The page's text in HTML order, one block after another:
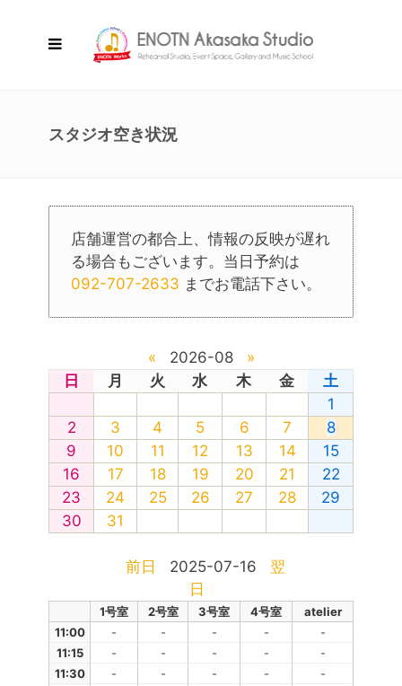
スタジオ空き状況
店舗運営の都合上、情報の反映が遅れ
る場合もございます。当日予約は
092-707-2633 までお電話下さい。
« 2026-08
»
日
月 火 水 木 金
土
1
2
3 4 5 6 7
8
9
10 11 12 13 14
15
16
17 18 19 20 21
22
23
24 25 26 27 28
29
30
31
前日 2025-07-16
翌
日
1号室 2号室 3号室 4号室
atelier
11:00
- - - -
-
11:15
- - - -
-
11:30
- - - -
-